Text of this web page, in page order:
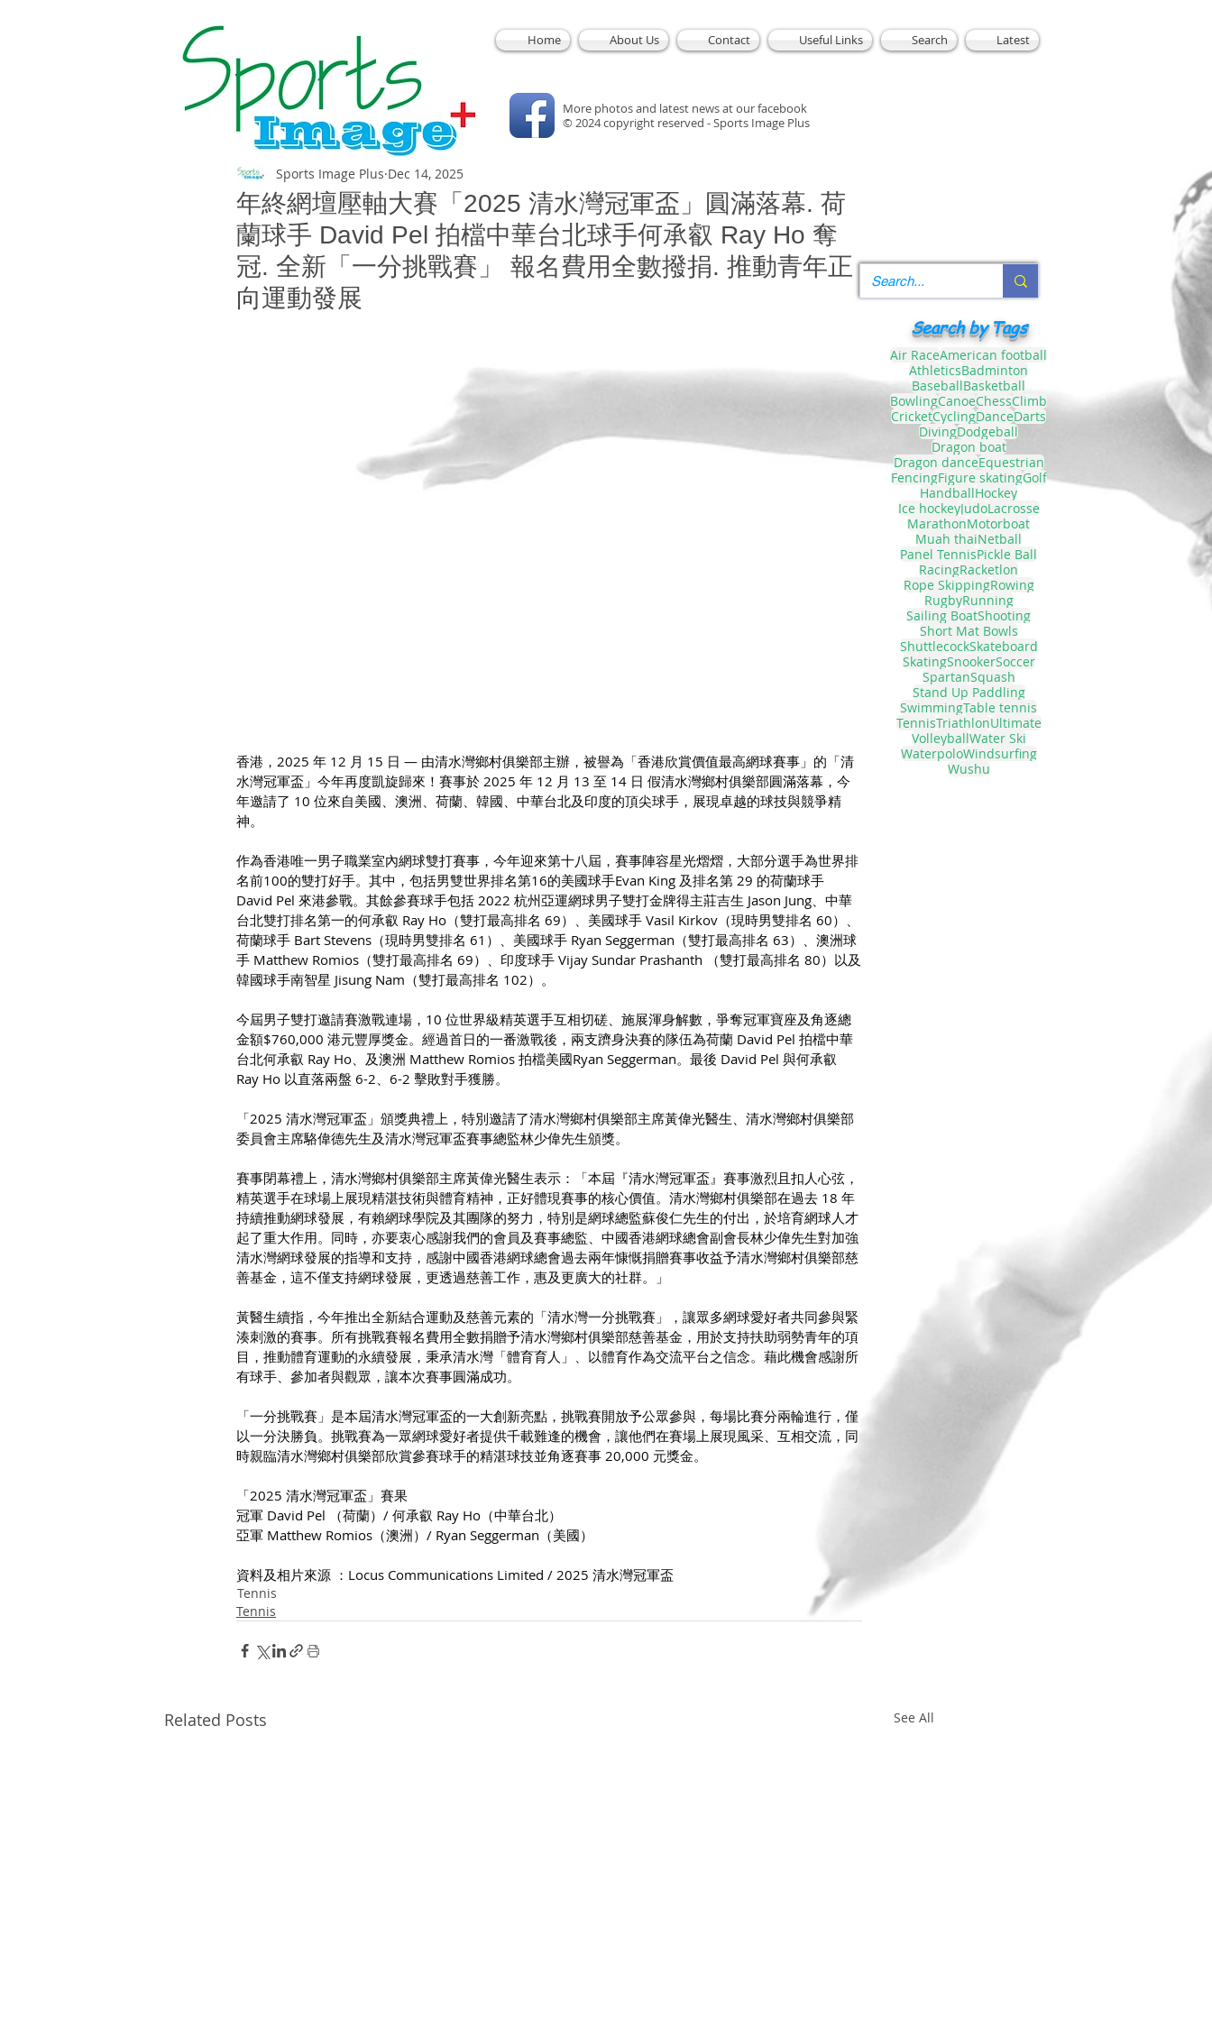
Home About Us Contact Useful Links Search Latest
More photos and latest news at our facebook
© 2024 copyright reserved - Sports Image Plus
Search by Tags
年終網壇壓軸大賽「2025 清水灣冠軍盃」圓滿落幕. 荷
蘭球手 David Pel 拍檔中華台北球手何承叡 Ray Ho 奪
冠. 全新「一分挑戰賽」 報名費用全數撥捐. 推動青年正
向運動發展
Sports Image Plus Dec 14, 2025
香港，2025 年 12 月 15 日 — 由清水灣鄉村俱樂部主辦，被譽為「香港欣賞價值最高網球賽事」的「清
水灣冠軍盃」今年再度凱旋歸來！賽事於 2025 年 12 月 13 至 14 日 假清水灣鄉村俱樂部圓滿落幕，今
年邀請了 10 位來自美國、澳洲、荷蘭、韓國、中華台北及印度的頂尖球手，展現卓越的球技與競爭精
神。
作為香港唯一男子職業室內網球雙打賽事，今年迎來第十八屆，賽事陣容星光熠熠，大部分選手為世界排
名前100的雙打好手。其中，包括男雙世界排名第16的美國球手Evan King 及排名第 29 的荷蘭球手
David Pel 來港參戰。其餘參賽球手包括 2022 杭州亞運網球男子雙打金牌得主莊吉生 Jason Jung、中華
台北雙打排名第一的何承叡 Ray Ho（雙打最高排名 69）、美國球手 Vasil Kirkov（現時男雙排名 60）、
荷蘭球手 Bart Stevens（現時男雙排名 61）、美國球手 Ryan Seggerman（雙打最高排名 63）、澳洲球
手 Matthew Romios（雙打最高排名 69）、印度球手 Vijay Sundar Prashanth （雙打最高排名 80）以及
韓國球手南智星 Jisung Nam（雙打最高排名 102）。
今屆男子雙打邀請賽激戰連場，10 位世界級精英選手互相切磋、施展渾身解數，爭奪冠軍寶座及角逐總
金額$760,000 港元豐厚獎金。經過首日的一番激戰後，兩支躋身決賽的隊伍為荷蘭 David Pel 拍檔中華
台北何承叡 Ray Ho、及澳洲 Matthew Romios 拍檔美國Ryan Seggerman。最後 David Pel 與何承叡
Ray Ho 以直落兩盤 6-2、6-2 擊敗對手獲勝。
「2025 清水灣冠軍盃」頒獎典禮上，特別邀請了清水灣鄉村俱樂部主席黃偉光醫生、清水灣鄉村俱樂部
委員會主席駱偉德先生及清水灣冠軍盃賽事總監林少偉先生頒獎。
賽事閉幕禮上，清水灣鄉村俱樂部主席黃偉光醫生表示：「本屆『清水灣冠軍盃』賽事激烈且扣人心弦，
精英選手在球場上展現精湛技術與體育精神，正好體現賽事的核心價值。清水灣鄉村俱樂部在過去 18 年
持續推動網球發展，有賴網球學院及其團隊的努力，特別是網球總監蘇俊仁先生的付出，於培育網球人才
起了重大作用。同時，亦要衷心感謝我們的會員及賽事總監、中國香港網球總會副會長林少偉先生對加強
清水灣網球發展的指導和支持，感謝中國香港網球總會過去兩年慷慨捐贈賽事收益予清水灣鄉村俱樂部慈
善基金，這不僅支持網球發展，更透過慈善工作，惠及更廣大的社群。」
黃醫生續指，今年推出全新結合運動及慈善元素的「清水灣一分挑戰賽」，讓眾多網球愛好者共同參與緊
湊刺激的賽事。所有挑戰賽報名費用全數捐贈予清水灣鄉村俱樂部慈善基金，用於支持扶助弱勢青年的項
目，推動體育運動的永續發展，秉承清水灣「體育育人」、以體育作為交流平台之信念。藉此機會感謝所
有球手、參加者與觀眾，讓本次賽事圓滿成功。
「一分挑戰賽」是本屆清水灣冠軍盃的一大創新亮點，挑戰賽開放予公眾參與，每場比賽分兩輪進行，僅
以一分決勝負。挑戰賽為一眾網球愛好者提供千載難逢的機會，讓他們在賽場上展現風采、互相交流，同
時親臨清水灣鄉村俱樂部欣賞參賽球手的精湛球技並角逐賽事 20,000 元獎金。
「2025 清水灣冠軍盃」賽果
冠軍 David Pel （荷蘭）/ 何承叡 Ray Ho（中華台北）
亞軍 Matthew Romios（澳洲）/ Ryan Seggerman（美國）
資料及相片來源 ：Locus Communications Limited / 2025 清水灣冠軍盃
Tennis
Tennis
Related Posts See All
Air RaceAmerican football
AthleticsBadminton
BaseballBasketball
BowlingCanoeChessClimb
CricketCyclingDanceDarts
DivingDodgeball
Dragon boat
Dragon danceEquestrian
FencingFigure skatingGolf
HandballHockey
Ice hockeyJudoLacrosse
MarathonMotorboat
Muah thaiNetball
Panel TennisPickle Ball
RacingRacketlon
Rope SkippingRowing
RugbyRunning
Sailing BoatShooting
Short Mat Bowls
ShuttlecockSkateboard
SkatingSnookerSoccer
SpartanSquash
Stand Up Paddling
SwimmingTable tennis
TennisTriathlonUltimate
VolleyballWater Ski
WaterpoloWindsurfing
Wushu